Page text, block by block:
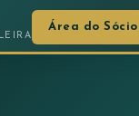
Área do Sócio